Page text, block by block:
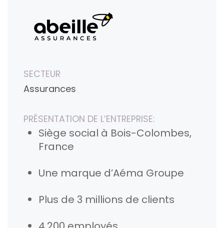
SECTEUR
Assurances
PRÉSENTATION DE L’ENTREPRISE:
Siège social à Bois-Colombes,
France
Une marque d’Aéma Groupe
Plus de 3 millions de clients